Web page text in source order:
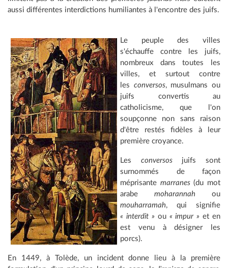
aussi différentes interdictions humiliantes à l'encontre des juifs.
Le peuple des villes
s'échauffe contre les juifs,
nombreux dans toutes les
villes, et surtout contre
les conversos, musulmans ou
juifs convertis au
catholicisme, que l'on
soupçonne non sans raison
d'être restés fidèles à leur
première croyance.
Les conversosjuifs sont
surnommés de façon
méprisante marranes(du mot
arabe moharannah ou
mouharramah, qui signifie
« interdit » ou « impur » et en
est venu à désigner les
porcs).
En 1449, à Tolède, un incident donne lieu à la première